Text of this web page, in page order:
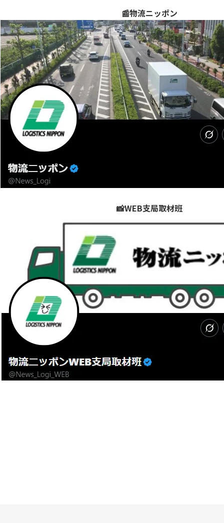
📰物流ニッポン
📸WEB支局取材班